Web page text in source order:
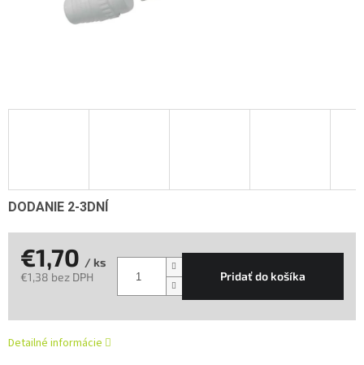
DODANIE 2-3DNÍ
€1,70 / ks
€1,38 bez DPH
Pridať do košíka
Detailné informácie